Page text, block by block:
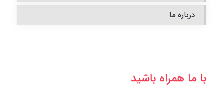
درباره ما
با ما همراه باشید